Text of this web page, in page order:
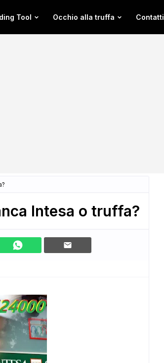
Tool Occhio alla truffa Contatti
Intesa o truffa?